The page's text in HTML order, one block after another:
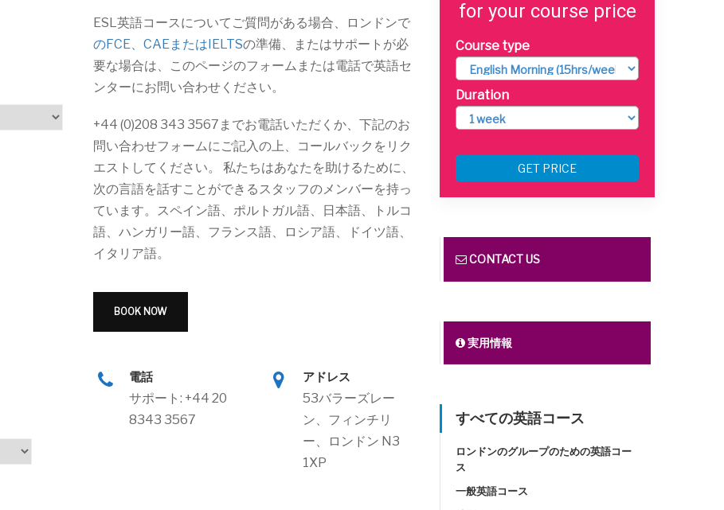
ESL英語コースについてご質問がある場合、ロンドンで
のFCE、CAEまたはIELTSの準備、またはサポートが必
要な場合は、このページのフォームまたは電話で英語セ
ンターにお問い合わせください。
+44 (0)208 343 3567までお電話いただくか、下記のお
問い合わせフォームにご記入の上、コールバックをリク
エストしてください。 私たちはあなたを助けるために、
次の言語を話すことができるスタッフのメンバーを持っ
ています。スペイン語、ポルトガル語、日本語、トルコ
語、ハンガリー語、フランス語、ロシア語、ドイツ語、
イタリア語。
BOOK NOW
電話
サポート: +44 20
8343 3567
アドレス
53バラーズレー
ン、フィンチリ
ー、ロンドン N3
1XP
for your course price
Course type
Duration
GET PRICE
CONTACT US
実用情報
すべての英語コース
ロンドンのグループのための英語コー
ス
一般英語コース